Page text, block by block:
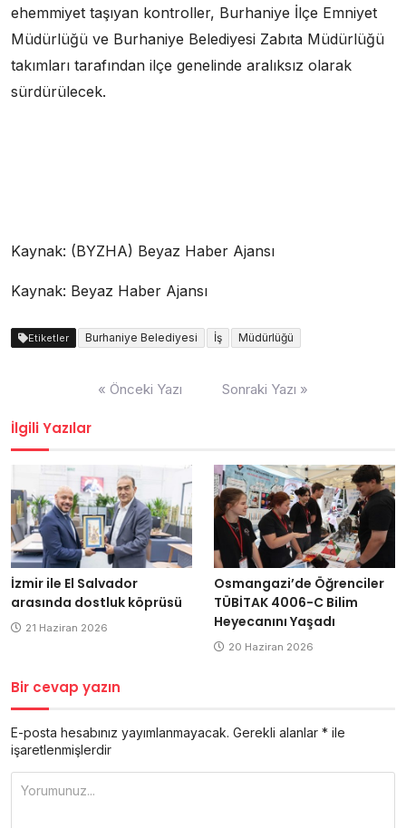
ehemmiyet taşıyan kontroller, Burhaniye İlçe Emniyet
Müdürlüğü ve Burhaniye Belediyesi Zabıta Müdürlüğü
takımları tarafından ilçe genelinde aralıksız olarak
sürdürülecek.
Kaynak: (BYZHA) Beyaz Haber Ajansı
Kaynak: Beyaz Haber Ajansı
Etiketler Burhaniye Belediyesi İş Müdürlüğü
« Önceki Yazı Sonraki Yazı »
İlgili Yazılar
İzmir ile El Salvador
arasında dostluk köprüsü
21 Haziran 2026
Osmangazi’de Öğrenciler
TÜBİTAK 4006-C Bilim
Heyecanını Yaşadı
20 Haziran 2026
Bir cevap yazın
E-posta hesabınız yayımlanmayacak. Gerekli alanlar * ile
işaretlenmişlerdir